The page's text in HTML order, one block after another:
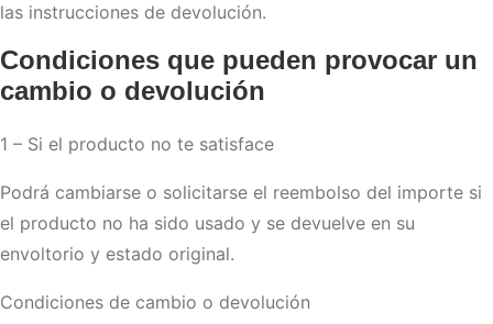
las instrucciones de devolución.
Condiciones que pueden provocar un
cambio o devolución
1 – Si el producto no te satisface
Podrá cambiarse o solicitarse el reembolso del importe si
el producto no ha sido usado y se devuelve en su
envoltorio y estado original.
Condiciones de cambio o devolución